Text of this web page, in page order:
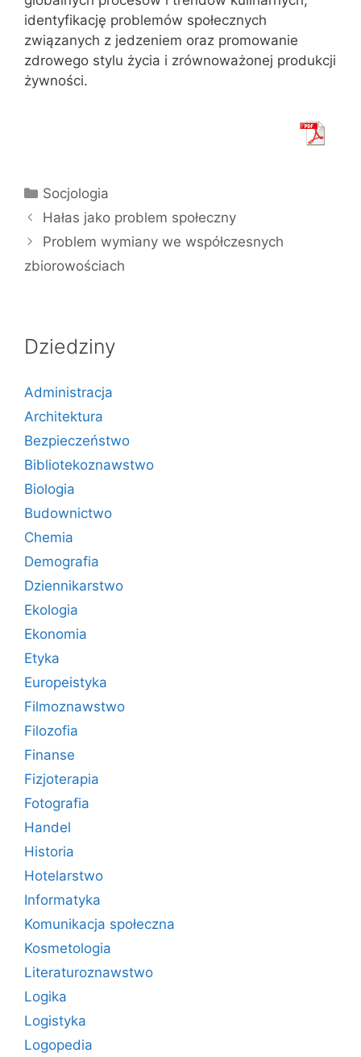
identyfikację problemów społecznych
związanych z jedzeniem oraz promowanie
zdrowego stylu życia i zrównoważonej produkcji
żywności.
Kategorie
Socjologia
Hałas jako problem społeczny
Problem wymiany we współczesnych
zbiorowościach
Dziedziny
Administracja
Architektura
Bezpieczeństwo
Bibliotekoznawstwo
Biologia
Budownictwo
Chemia
Demografia
Dziennikarstwo
Ekologia
Ekonomia
Etyka
Europeistyka
Filmoznawstwo
Filozofia
Finanse
Fizjoterapia
Fotografia
Handel
Historia
Hotelarstwo
Informatyka
Komunikacja społeczna
Kosmetologia
Literaturoznawstwo
Logika
Logistyka
Logopedia